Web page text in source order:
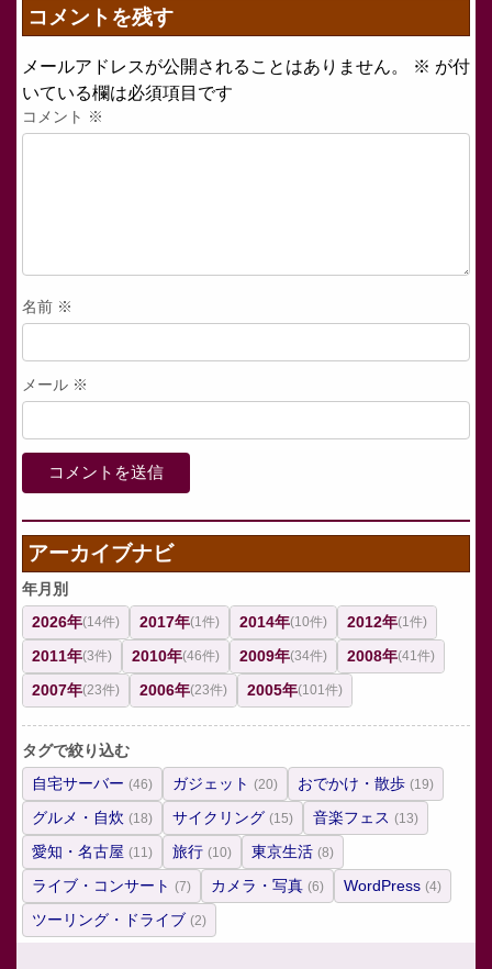
コメントを残す
メールアドレスが公開されることはありません。 ※ が付
いている欄は必須項目です
コメント ※
名前 ※
メール ※
アーカイブナビ
年月別
2026年(14件) 2017年(1件) 2014年(10件) 2012年(1件)
2011年(3件) 2010年(46件) 2009年(34件) 2008年(41件)
2007年(23件) 2006年(23件) 2005年(101件)
タグで絞り込む
自宅サーバー (46) ガジェット (20) おでかけ・散歩 (19)
グルメ・自炊 (18) サイクリング (15) 音楽フェス (13)
愛知・名古屋 (11) 旅行 (10) 東京生活 (8)
ライブ・コンサート (7) カメラ・写真 (6) WordPress (4)
ツーリング・ドライブ (2)